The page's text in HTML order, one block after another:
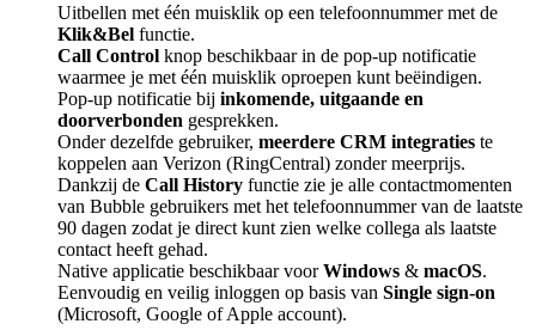
Uitbellen met één muisklik op een telefoonnummer met de
Klik&Bel functie.
Call Control knop beschikbaar in de pop-up notificatie
waarmee je met één muisklik oproepen kunt beëindigen.
Pop-up notificatie bij inkomende, uitgaande en
doorverbonden gesprekken.
Onder dezelfde gebruiker, meerdere CRM integraties te
koppelen aan Verizon (RingCentral) zonder meerprijs.
Dankzij de Call History functie zie je alle contactmomenten
van Bubble gebruikers met het telefoonnummer van de laatste
90 dagen zodat je direct kunt zien welke collega als laatste
contact heeft gehad.
Native applicatie beschikbaar voorWindows & macOS.
Eenvoudig en veilig inloggen op basis van Single sign-on
(Microsoft, Google of Apple account).